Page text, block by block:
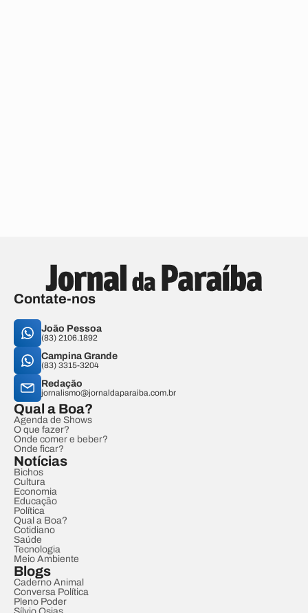
Contate-nos
João Pessoa
(83) 2106.1892
Campina Grande
(83) 3315-3204
Redação
jornalismo@jornaldaparaiba.com.br
Qual a Boa?
Agenda de Shows
O que fazer?
Onde comer e beber?
Onde ficar?
Notícias
Bichos
Cultura
Economia
Educação
Política
Qual a Boa?
Cotidiano
Saúde
Tecnologia
Meio Ambiente
Blogs
Caderno Animal
Conversa Política
Pleno Poder